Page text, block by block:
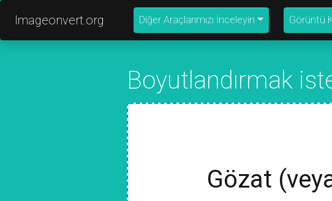
Imageonvert.org Diğer Araçlarımızı İnceleyin Görüntü
Boyutlandırmak
Gözat